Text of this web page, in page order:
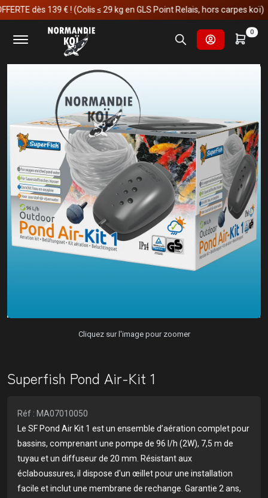
dès 139 € ! (Colis ≤ 29 kg en GLS Point Relais, hors carpes koï)
0
Accueil
Fournitures et technologies pour les bassins
Oxygène
Pompe à air de bassin Superfish Pond Air-Kit 1
Cliquez sur l'image pour zoomer
Superfish Pond Air-Kit 1
Réf : MA07010050
Le SF Pond Air Kit 1 est un ensemble d’aération complet pour
bassins, comprenant une pompe de 96 l/h (2W), 7,5 m de
tuyau et un diffuseur de 20 mm. Résistant aux
éclaboussures, il dispose d'un œillet pour une installation
facile et inclut une membrane de rechange. Garantie 2 ans,